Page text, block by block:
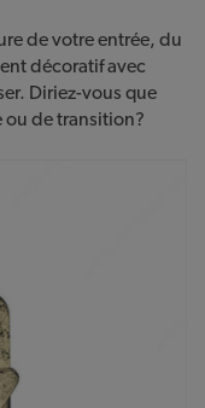
de votre entrée, du
décoratif avec
Diriez-vous que
de transition?